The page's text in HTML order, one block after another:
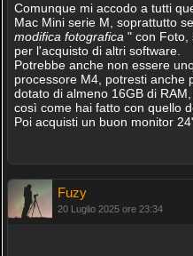
Comunque mi accodo a tutti
Mac Mini serie M, soprattutto
modifica fotografica " con Foto,
per l'acquisto di altri software.
Potrebbe anche non essere
processore M4, potresti anche
dotato di almeno 16GB di
così come hai fatto con quello
Poi acquisti un buon monitor
Fuzy
20 Luglio 2025 ore 23:34